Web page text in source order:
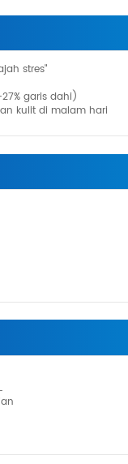
stres"
garis dahi)
kulit di malam hari